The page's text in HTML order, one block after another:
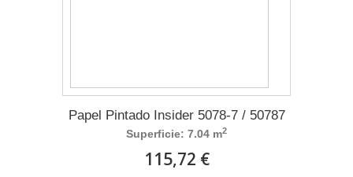
Papel Pintado Insider 5078-7 / 50787
Superficie: 7.04 m2
115,72 €